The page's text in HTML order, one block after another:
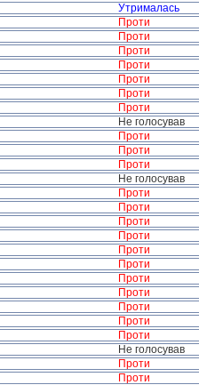
Утрималась
Проти
Проти
Проти
Проти
Проти
Проти
Проти
Не голосував
Проти
Проти
Проти
Не голосував
Проти
Проти
Проти
Проти
Проти
Проти
Проти
Проти
Проти
Проти
Проти
Не голосував
Проти
Проти